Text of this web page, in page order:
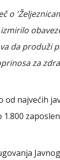
o
da produži
za
od najvećih